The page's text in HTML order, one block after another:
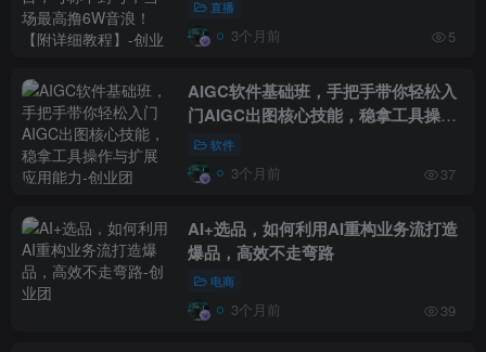
直播
3个月前 5
AIGC软件基础班，手把手带你轻松入
门AIGC出图核心技能，稳拿工具操作
与扩展应用能力
软件
3个月前 37
AI+选品，如何利用AI重构业务流打造
爆品，高效不走弯路
电商
3个月前 39